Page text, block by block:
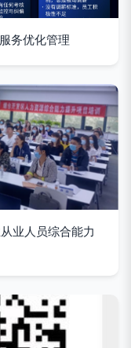
务优化管理
业人员综合能力